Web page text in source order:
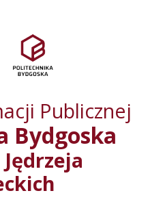
menu
Publicznej
Bydgoska